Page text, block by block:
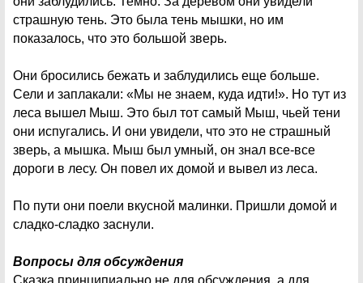
страшную тень. Это была тень мышки, но им
показалось, что это большой зверь.
Они бросились бежать и заблудились еще больше.
Сели и заплакали: «Мы не знаем, куда идти!». Но тут из
леса вышел Мыш. Это был тот самый Мыш, чьей тени
они испугались. И они увидели, что это не страшный
зверь, а мышка. Мыш был умный, он знал все-все
дороги в лесу. Он повел их домой и вывел из леса.
По пути они поели вкусной малинки. Пришли домой и
сладко-сладко заснули.
Вопросы для обсуждения
Сказка принципиально не для обсуждения, а для